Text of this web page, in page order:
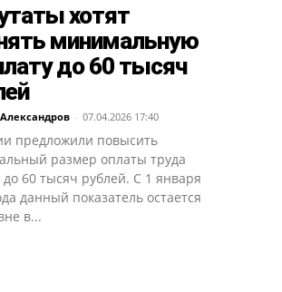
хотят
минимальную
до 60 тысяч
- 07.04.2026 17:40
предложили повысить
размер оплаты труда
60 тысяч рублей. С 1 января
данный показатель остается
в...